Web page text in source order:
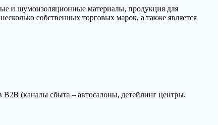
и шумоизоляционные материалы, продукция для
собственных торговых марок, а также является
(каналы сбыта – автосалоны, детейлинг центры,